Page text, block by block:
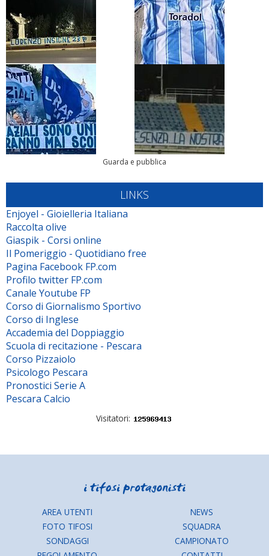
Guarda e pubblica
LINKS
Enjoyel - Gioielleria Italiana
Raccolta olive
Giaspik - Corsi online
Il Pomeriggio - Quotidiano free
Pagina Facebook FP.com
Profilo twitter FP.com
Canale Youtube FP
Corso di Giornalismo Sportivo
Corso di Inglese
Accademia del Doppiaggio
Scuola di recitazione - Pescara
Corso Pizzaiolo
Psicologo Pescara
Pronostici Serie A
Pescara Calcio
Visitatori:
AREA UTENTI
FOTO TIFOSI
SONDAGGI
NEWS
SQUADRA
CAMPIONATO